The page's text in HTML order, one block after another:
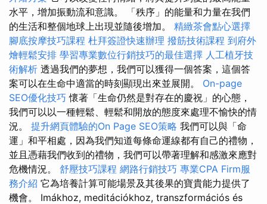
水平，增加振動流和意識。 「秩序」的能量和力量在我們
的生活和整個地球上出現並隨後增加。 精緻茶會點心選擇
腳底按摩技巧課程 杜拜簽證快速辦理 撥筋技術課程 到府外
燴輕鬆安排 學習專業數位行銷技巧的最佳選擇 人工植牙技
術解析 透過我們的夢想，我們可以獲得一個答案，這個答
案可以在生命中適當的時刻顯現出來並展開。 On-page
SEO優化技巧 懷著「生命仍然是對存在的慶祝」的心態，
我們可以以一種輕鬆、輕鬆和開放的態度來處理不愉快的情
況。 提升網頁體驗的On Page SEO策略 我們可以與「命
運」和平相處，因為我們知道每條命運線都有自己的禮物，
並且憑藉我們收到的禮物，我們可以帶著理解和感激來應對
危機情況。 舒壓技巧課程 網路行銷技巧 專業CPA Firm服
務介紹 它為培養計算可能場景及其後果的寶貴能力提供了
機會。 Imákhoz, meditációkhoz, transzformációs és